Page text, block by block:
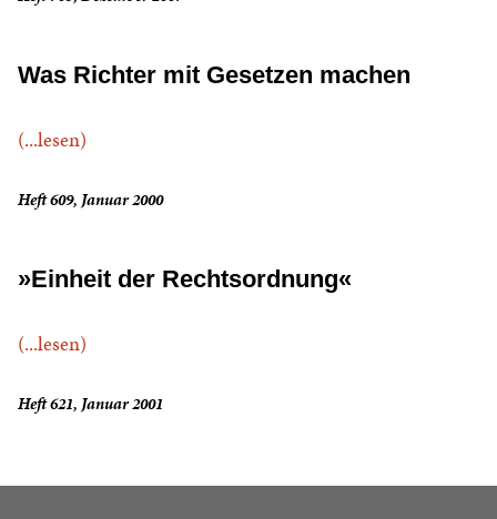
Was Richter mit Gesetzen machen
(...lesen)
Heft 609, Januar 2000
»Einheit der Rechtsordnung«
(...lesen)
Heft 621, Januar 2001